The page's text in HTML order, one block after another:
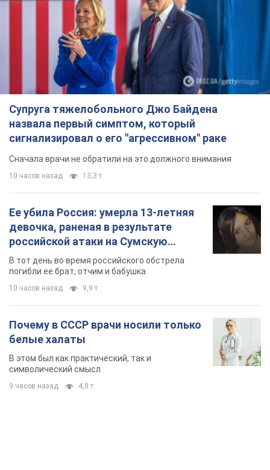
Супруга тяжелобольного Джо Байдена
назвала первый симптом, который
сигнализировал о его "агрессивном" раке
Сначала врачи не обратили на это должного внимания
10 часов назад 13,3 т.
Ее убила Россия: умерла 13-летняя
девочка, раненая в результате
российской атаки на Сумскую
область. Фото
В тот день во время российского обстрела
погибли ее брат, отчим и бабушка
10 часов назад 9,9 т.
Почему в СССР врачи носили только
белые халаты
В этом был как практический, так и
символический смысл
9 часов назад 4,8 т.